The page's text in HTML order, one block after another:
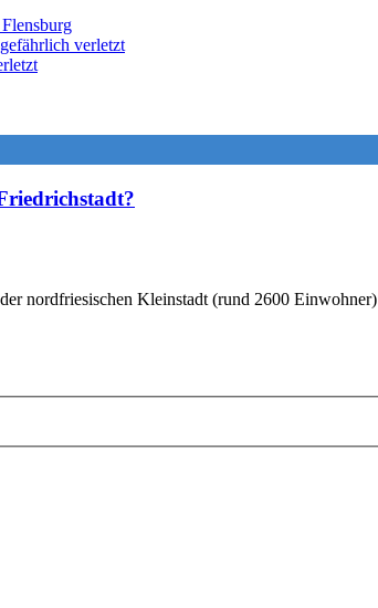
verletzt
nordfriesischen Kleinstadt (rund 2600